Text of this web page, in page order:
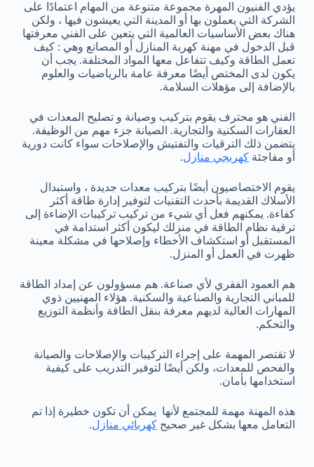
يؤدي الفنيون المهرة مجموعة متنوعة من المهام اعتمادًا على
الشركة التي يعملون بها أو المدينة التي يعيشون فيها ، ولكن
هناك بعض الأساسيات العالمية التي يتعين على الفني معرفتها
قبل الدخول في مهنة كهربة المنازل أو المصانع وهي : كيف
تعمل الطاقة وكيف تتفاعل معها المواد المختلفة. يجب أن
يكون لدى المختص أيضًا معرفة عامة بالرياضيات والعلوم
بالإضافة إلى مؤهلات السلامة.
الفني هو محترف يقوم بتركيب وصيانة و تصليح المعدات في
العقارات السكنية والتجارية. الصيانة جزء مهم من الوظيفة.
يتضمن ذلك الترقيات والتفتيش والإصلاحات سواء كانت دورية
أو مفاجئة كهربجي منازل.
يقوم الاختصاصيون أيضًا بتركيب معدات جديدة ، واستبدال
الأسلاك القديمة بأحدث التقنيات لتوفير إدارة طاقة أكثر
كفاءة. يمكنهم فعل أي شيء من تركيب تركيبات الإضاءة إلى
ترقية نظام الطاقة في منزلك ليكون أكثر استدامة في
المستقبل أو استكشاف الأخطاء وإصلاحها في مشكلة معينة
ظهرت في العمل أو المنزل.
هم العمود الفقري لأي صناعة. هم مسؤولون عن إمداد الطاقة
للمباني التجارية والصناعية والسكنية. هؤلاء المهنيين ذوي
المهارات العالية لديهم معرفة بنقل الطاقة وأنظمة التوزيع
والتحكم.
لا تقتصر المهمة على إجراء التركيبات والإصلاحات والصيانة
والفحص للمعدات، ولكن أيضًا لتوفير التدريب على كيفية
استخدامها بأمان.
هذه المهنة مهمة للمجتمع لأنها يمكن أن تكون خطيرة إذا تم
التعامل معها بشكل غير صحيح كهربائي منازل.